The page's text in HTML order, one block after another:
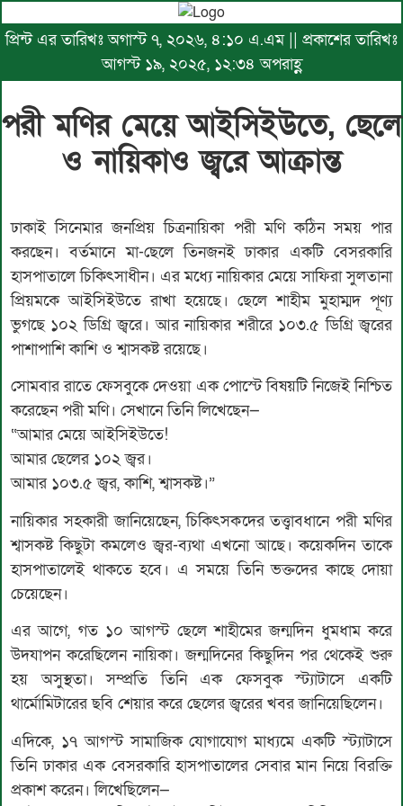
প্রিন্ট এর তারিখঃ অগাস্ট ৭, ২০২৬, ৪:১০ এ.এম || প্রকাশের তারিখঃ
আগস্ট ১৯, ২০২৫, ১২:৩৪ অপরাহ্ণ
পরী মণির মেয়ে আইসিইউতে, ছেলে
ও নায়িকাও জ্বরে আক্রান্ত
ঢাকাই সিনেমার জনপ্রিয় চিত্রনায়িকা পরী মণি কঠিন সময় পার
করছেন। বর্তমানে মা-ছেলে তিনজনই ঢাকার একটি বেসরকারি
হাসপাতালে চিকিৎসাধীন। এর মধ্যে নায়িকার মেয়ে সাফিরা সুলতানা
প্রিয়মকে আইসিইউতে রাখা হয়েছে। ছেলে শাহীম মুহাম্মদ পূণ্য
ভুগছে ১০২ ডিগ্রি জ্বরে। আর নায়িকার শরীরে ১০৩.৫ ডিগ্রি জ্বরের
পাশাপাশি কাশি ও শ্বাসকষ্ট রয়েছে।
সোমবার রাতে ফেসবুকে দেওয়া এক পোস্টে বিষয়টি নিজেই নিশ্চিত
করেছেন পরী মণি। সেখানে তিনি লিখেছেন—
“আমার মেয়ে আইসিইউতে!
আমার ছেলের ১০২ জ্বর।
আমার ১০৩.৫ জ্বর, কাশি, শ্বাসকষ্ট।”
নায়িকার সহকারী জানিয়েছেন, চিকিৎসকদের তত্ত্বাবধানে পরী মণির
শ্বাসকষ্ট কিছুটা কমলেও জ্বর-ব্যথা এখনো আছে। কয়েকদিন তাকে
হাসপাতালেই থাকতে হবে। এ সময়ে তিনি ভক্তদের কাছে দোয়া
চেয়েছেন।
এর আগে, গত ১০ আগস্ট ছেলে শাহীমের জন্মদিন ধুমধাম করে
উদযাপন করেছিলেন নায়িকা। জন্মদিনের কিছুদিন পর থেকেই শুরু
হয় অসুস্থতা। সম্প্রতি তিনি এক ফেসবুক স্ট্যাটাসে একটি
থার্মোমিটারের ছবি শেয়ার করে ছেলের জ্বরের খবর জানিয়েছিলেন।
এদিকে, ১৭ আগস্ট সামাজিক যোগাযোগ মাধ্যমে একটি স্ট্যাটাসে
তিনি ঢাকার এক বেসরকারি হাসপাতালের সেবার মান নিয়ে বিরক্তি
প্রকাশ করেন। লিখেছিলেন—